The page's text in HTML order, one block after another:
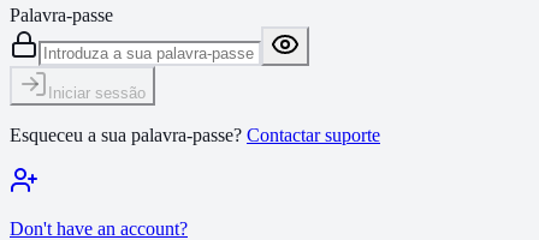
Palavra-passe
Iniciar sessão
Esqueceu a sua palavra-passe? Contactar suporte
Don't have an account?